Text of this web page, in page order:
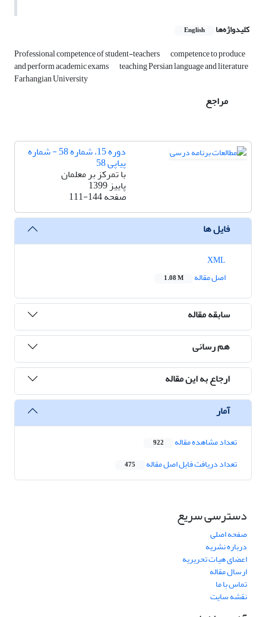
کلیدواژه‌ها English
Professional competence of student-teachers competence to produce
and perform academic exams teaching Persian language and literature
Farhangian University
مراجع
دوره 15، شماره 58 - شماره
پیاپی 58
با تمرکز بر معلمان
پاییز 1399
صفحه111-144
فایل ها
اصل مقاله
1.08 M
سابقه مقاله
هم رسانی
ارجاع به این مقاله
آمار
تعداد مشاهده مقاله 922
تعداد دریافت فایل اصل مقاله 475
دسترسی سریع
صفحه اصلی
درباره نشریه
اعضای هیات تحریریه
ارسال مقاله
تماس با ما
نقشه سایت